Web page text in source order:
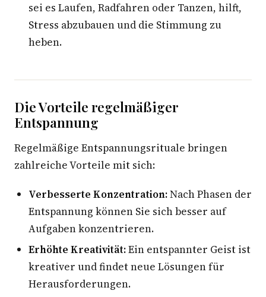
sei es Laufen, Radfahren oder Tanzen, hilft,
Stress abzubauen und die Stimmung zu
heben.
Die Vorteile regelmäßiger
Entspannung
Regelmäßige Entspannungsrituale bringen
zahlreiche Vorteile mit sich:
Verbesserte Konzentration:Nach Phasen der
Entspannung können Sie sich besser auf
Aufgaben konzentrieren.
Erhöhte Kreativität:Ein entspannter Geist ist
kreativer und findet neue Lösungen für
Herausforderungen.